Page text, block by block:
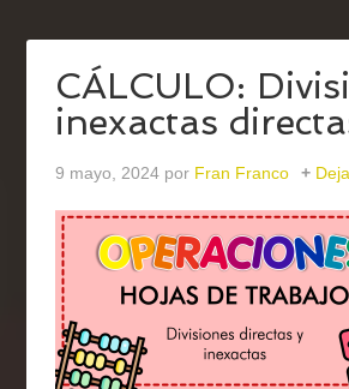
CÁLCULO:
inexactas
9 mayo, 2024 por Fran Franco